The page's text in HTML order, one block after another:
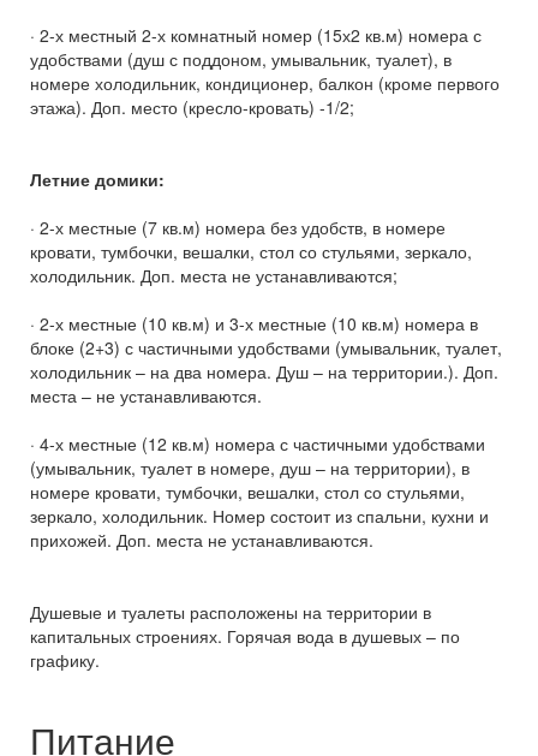
· 2-х местный 2-х комнатный номер (15х2 кв.м) номера с
удобствами (душ с поддоном, умывальник, туалет), в
номере холодильник, кондиционер, балкон (кроме первого
этажа). Доп. место (кресло-кровать) -1/2;
Летние домики:
· 2-х местные (7 кв.м) номера без удобств, в номере
кровати, тумбочки, вешалки, стол со стульями, зеркало,
холодильник. Доп. места не устанавливаются;
· 2-х местные (10 кв.м) и 3-х местные (10 кв.м) номера в
блоке (2+3) с частичными удобствами (умывальник, туалет,
холодильник – на два номера. Душ – на территории.). Доп.
места – не устанавливаются.
· 4-х местные (12 кв.м) номера с частичными удобствами
(умывальник, туалет в номере, душ – на территории), в
номере кровати, тумбочки, вешалки, стол со стульями,
зеркало, холодильник. Номер состоит из спальни, кухни и
прихожей. Доп. места не устанавливаются.
Душевые и туалеты расположены на территории в
капитальных строениях. Горячая вода в душевых – по
графику.
Питание